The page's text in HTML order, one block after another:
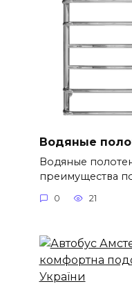
Водяные
Водяные
преимущества
0 21